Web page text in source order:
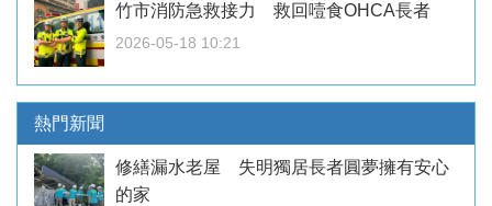
竹市消防急救接力 救回噎食OHCA長者
2026-05-18 10:21
熱門新聞
修繕漏水老屋 失明獨居長者圓夢擁有安心
的家